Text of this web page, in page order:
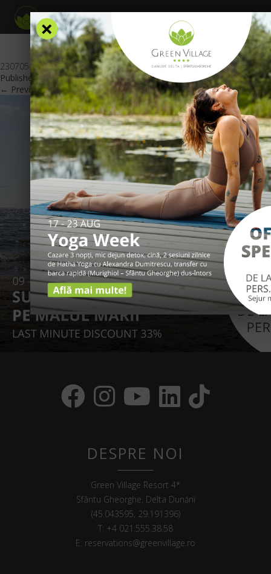
230705-Imagine_oferta_last_minute_sun_kissed_GV_RO
Published July 6, 2023at600 × 425inOferte Speciale.
← Previous Next →
DESPRE NOI
Green Village Resort 4*
Sfântu Gheorghe, Delta Dunării
(45.043595, 29.191396)
T: +4 021.555.38.58
E: reservations@greenvillage.ro
×